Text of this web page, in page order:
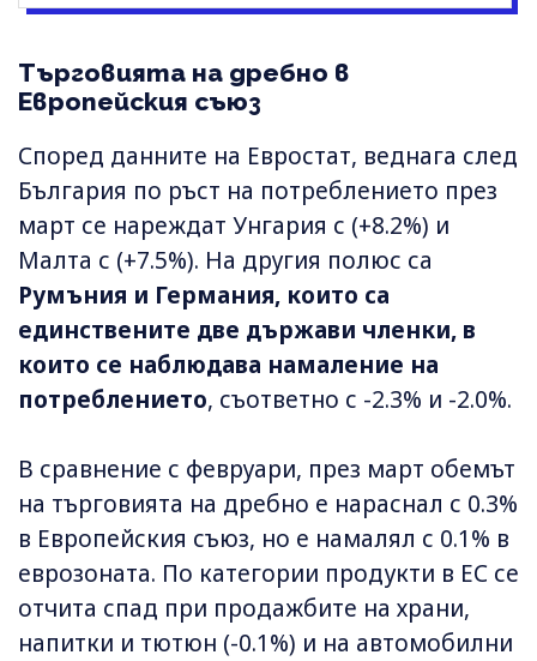
Търговията на дребно в
Европейския съюз
Според данните на Евростат, веднага след
България по ръст на потреблението през
март се нареждат Унгария с (+8.2%) и
Малта с (+7.5%). На другия полюс са
Румъния и Германия, които са
единствените две държави членки, в
които се наблюдава намаление на
потреблението, съответно с -2.3% и -2.0%.
В сравнение с февруари, през март обемът
на търговията на дребно е нараснал с 0.3%
в Европейския съюз, но е намалял с 0.1% в
еврозоната. По категории продукти в ЕС се
отчита спад при продажбите на храни,
напитки и тютюн (-0.1%) и на автомобилни